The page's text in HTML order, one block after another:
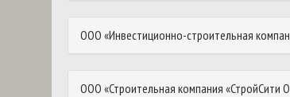
ООО «Инвестиционно-строительная
ООО «Строительная компания «СтройСити